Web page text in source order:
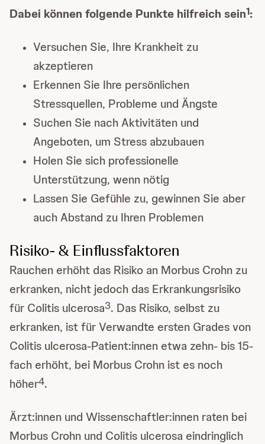
Dabei können folgende Punkte hilfreich sein1:
Versuchen Sie, Ihre Krankheit zu
akzeptieren
Erkennen Sie Ihre persönlichen
Stressquellen, Probleme und Ängste
Suchen Sie nach Aktivitäten und
Angeboten, um Stress abzubauen
Holen Sie sich professionelle
Unterstützung, wenn nötig
Lassen Sie Gefühle zu, gewinnen Sie aber
auch Abstand zu Ihren Problemen
Risiko- & Einflussfaktoren
Rauchen erhöht das Risiko an Morbus Crohn zu
erkranken, nicht jedoch das Erkrankungsrisiko
für Colitis ulcerosa3. Das Risiko, selbst zu
erkranken, ist für Verwandte ersten Grades von
Colitis ulcerosa-Patient:innen etwa zehn- bis 15-
fach erhöht, bei Morbus Crohn ist es noch
höher4.
Ärzt:innen und Wissenschaftler:innen raten bei
Morbus Crohn und Colitis ulcerosa eindringlich